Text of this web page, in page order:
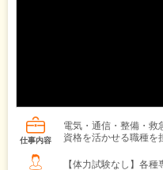
仕事内容
電気・通信・整備・救
資格を活かせる職種を
【体力試験なし】各